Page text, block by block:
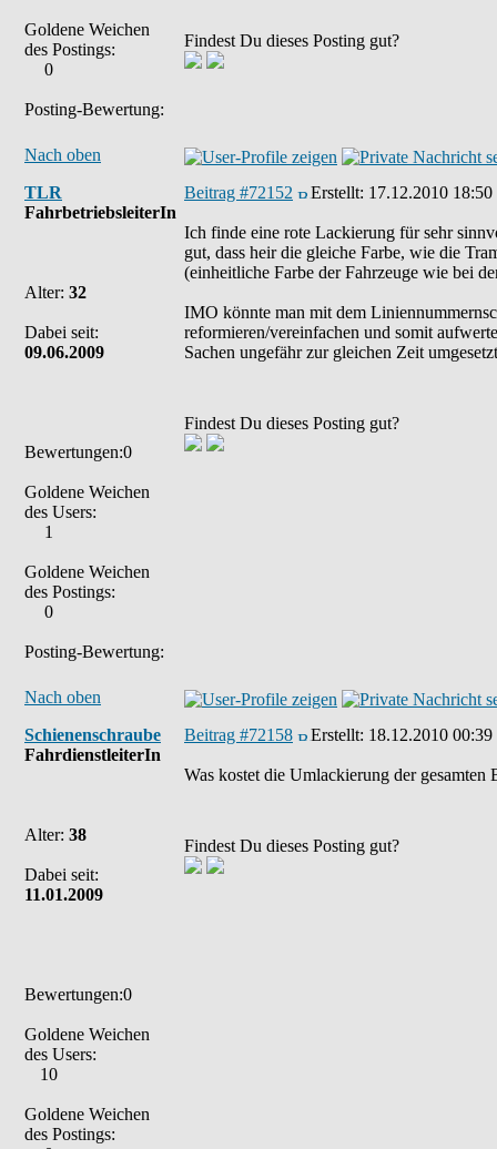
Goldene Weichen
des Postings:
0
Posting-Bewertung:
Findest Du dieses Posting gut?
Nach oben
TLR
FahrbetriebsleiterIn
Alter: 32
Dabei seit:
09.06.2009
Bewertungen:0
Goldene Weichen
des Users:
1
Goldene Weichen
des Postings:
0
Posting-Bewertung:
Beitrag #72152 Erstellt: 17.12.2010 18:50
Ich finde eine rote Lackierung für sehr
gut, dass heir die gleiche Farbe, wie die
(einheitliche Farbe der Fahrzeuge wie bei
IMO könnte man mit dem
reformieren/vereinfachen und somit
Sachen ungefähr zur gleichen Zeit
Findest Du dieses Posting gut?
Nach oben
Schienenschraube
FahrdienstleiterIn
Alter: 38
Dabei seit:
11.01.2009
Bewertungen:0
Goldene Weichen
des Users:
10
Goldene Weichen
des Postings:
Beitrag #72158 Erstellt: 18.12.2010 00:39
Was kostet die Umlackierung der gesamten
Findest Du dieses Posting gut?